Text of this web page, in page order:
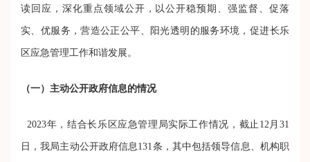
读回应，深化重点领域公开，以公开稳预期、强监督、促落
实、优服务，营造公正公平、阳光透明的服务环境，促进长乐
区应急管理工作和谐发展。
（一） 主动公开政府信息的情况
2023年，结合长乐区应急管理局实际工作情况，截止 12月31
日，我局主动公开政府信息 131 条，其中包括领导信息、机构职